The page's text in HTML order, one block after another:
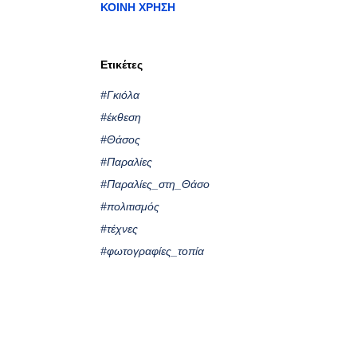
ΚΟΙΝΉ ΧΡΉΣΗ
Ετικέτες
#Γκιόλα
#έκθεση
#Θάσος
#Παραλίες
#Παραλίες_στη_Θάσο
#πολιτισμός
#τέχνες
#φωτογραφίες_τοπία